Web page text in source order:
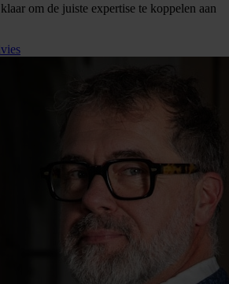
om de juiste expertise te koppelen aan